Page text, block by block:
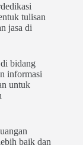
tulisan
jasa di
bidang
informasi
untuk
baik dan